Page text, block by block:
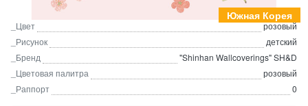
Южная Корея
_Цвет
розовый
_Рисунок
детский
_Бренд
"Shinhan Wallcoverings" SH&D
_Цветовая палитра
розовый
_Раппорт
0